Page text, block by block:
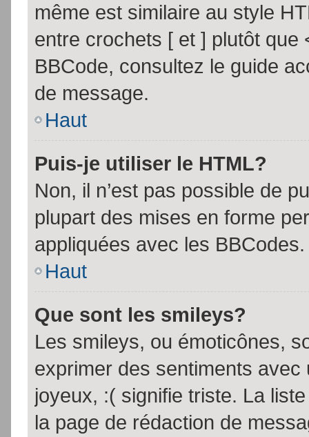
même est similaire au style
entre crochets [ et ] plutôt que
BBCode, consultez le guide
de message.
Haut
Puis-je utiliser le HTML?
Non, il n’est pas possible de
plupart des mises en forme
appliquées avec les BBCodes.
Haut
Que sont les smileys?
Les smileys, ou émoticônes,
exprimer des sentiments
joyeux, :( signifie triste. La
la page de rédaction de